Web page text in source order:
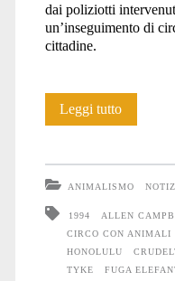
dai poliziotti
un’inseguimento di
cittadine.
Leggi tuttoLa
ANIMALISMO
1994 ALLEN
CIRCO CON ANIMALI
HONOLULU
TYKE
FUGA